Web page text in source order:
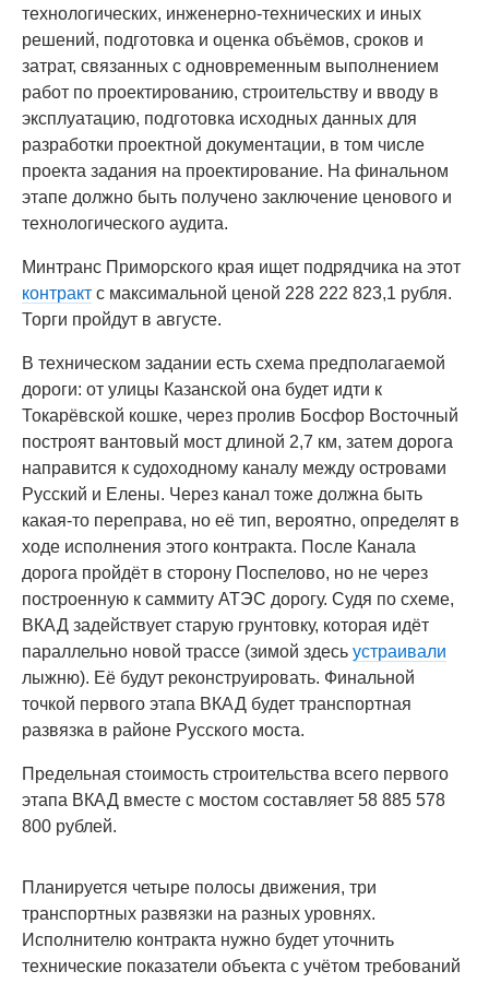
технологических, инженерно-технических и иных
решений, подготовка и оценка объёмов, сроков и
затрат, связанных с одновременным выполнением
работ по проектированию, строительству и вводу в
эксплуатацию, подготовка исходных данных для
разработки проектной документации, в том числе
проекта задания на проектирование. На финальном
этапе должно быть получено заключение ценового и
технологического аудита.
Минтранс Приморского края ищет подрядчика на этот
контракт с максимальной ценой 228 222 823,1 рубля.
Торги пройдут в августе.
В техническом задании есть схема предполагаемой
дороги: от улицы Казанской она будет идти к
Токарёвской кошке, через пролив Босфор Восточный
построят вантовый мост длиной 2,7 км, затем дорога
направится к судоходному каналу между островами
Русский и Елены. Через канал тоже должна быть
какая-то переправа, но её тип, вероятно, определят в
ходе исполнения этого контракта. После Канала
дорога пройдёт в сторону Поспелово, но не через
построенную к саммиту АТЭС дорогу. Судя по схеме,
ВКАД задействует старую грунтовку, которая идёт
параллельно новой трассе (зимой здесь устраивали
лыжню). Её будут реконструировать. Финальной
точкой первого этапа ВКАД будет транспортная
развязка в районе Русского моста.
Предельная стоимость строительства всего первого
этапа ВКАД вместе с мостом составляет 58 885 578
800 рублей.
Планируется четыре полосы движения, три
транспортных развязки на разных уровнях.
Исполнителю контракта нужно будет уточнить
технические показатели объекта с учётом требований